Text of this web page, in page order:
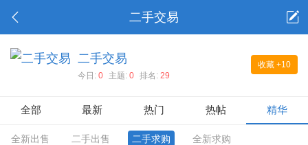
二手交易
收藏 +10
二手交易
今日: 0 主题: 0 排名: 29
全部 最新 热门 热帖 精华
全新出售 二手出售 二手求购 全新求购